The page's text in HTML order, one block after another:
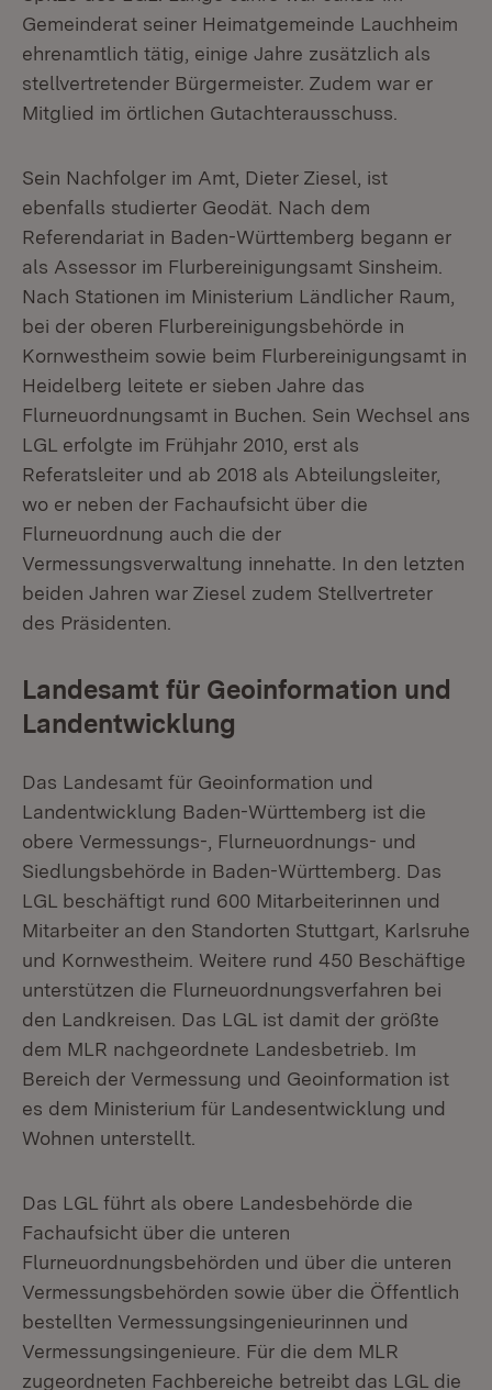
Gemeinderat seiner Heimatgemeinde Lauchheim
ehrenamtlich tätig, einige Jahre zusätzlich als
stellvertretender Bürgermeister. Zudem war er
Mitglied im örtlichen Gutachterausschuss.
Sein Nachfolger im Amt, Dieter Ziesel, ist
ebenfalls studierter Geodät. Nach dem
Referendariat in Baden-Württemberg begann er
als Assessor im Flurbereinigungsamt Sinsheim.
Nach Stationen im Ministerium Ländlicher Raum,
bei der oberen Flurbereinigungsbehörde in
Kornwestheim sowie beim Flurbereinigungsamt in
Heidelberg leitete er sieben Jahre das
Flurneuordnungsamt in Buchen. Sein Wechsel ans
LGL erfolgte im Frühjahr 2010, erst als
Referatsleiter und ab 2018 als Abteilungsleiter,
wo er neben der Fachaufsicht über die
Flurneuordnung auch die der
Vermessungsverwaltung innehatte. In den letzten
beiden Jahren war Ziesel zudem Stellvertreter
des Präsidenten.
Landesamt für Geoinformation und
Landentwicklung
Das Landesamt für Geoinformation und
Landentwicklung Baden-Württemberg ist die
obere Vermessungs-, Flurneuordnungs- und
Siedlungsbehörde in Baden-Württemberg. Das
LGL beschäftigt rund 600 Mitarbeiterinnen und
Mitarbeiter an den Standorten Stuttgart, Karlsruhe
und Kornwestheim. Weitere rund 450 Beschäftige
unterstützen die Flurneuordnungsverfahren bei
den Landkreisen. Das LGL ist damit der größte
dem MLR nachgeordnete Landesbetrieb. Im
Bereich der Vermessung und Geoinformation ist
es dem Ministerium für Landesentwicklung und
Wohnen unterstellt.
Das LGL führt als obere Landesbehörde die
Fachaufsicht über die unteren
Flurneuordnungsbehörden und über die unteren
Vermessungsbehörden sowie über die Öffentlich
bestellten Vermessungsingenieurinnen und
Vermessungsingenieure. Für die dem MLR
zugeordneten Fachbereiche betreibt das LGL die